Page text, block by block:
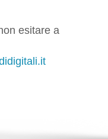
esitare a